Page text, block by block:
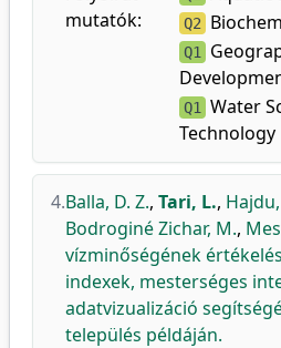
mutatók:
Q2
Q1
Q1
Water
Technology
4.Balla, D. Z., Tari, L.,
Bodroginé Zichar, M.,
vízminőségének
indexek, mesterséges
adatvizualizáció
település példáján.